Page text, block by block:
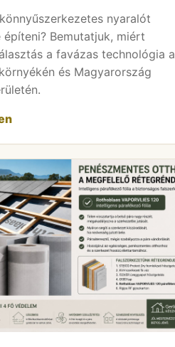
nyaralót
építeni? Bemutatjuk, miért
a favázas technológia a
és Magyarország